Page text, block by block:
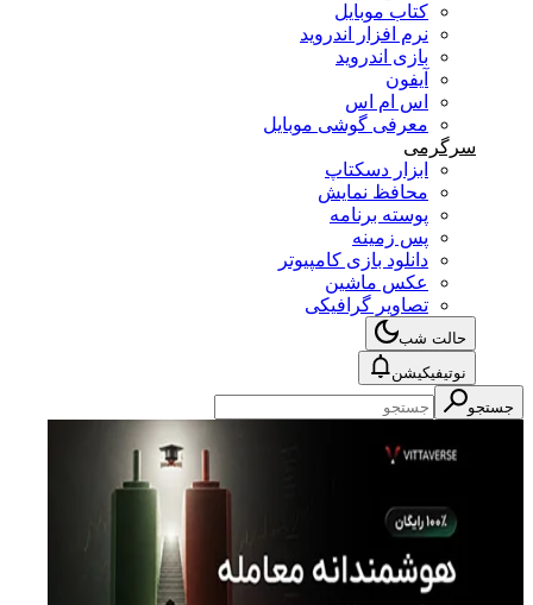
کتاب موبایل
نرم افزار اندروید
بازی اندروید
آیفون
اس ام اس
معرفی گوشی موبایل
سرگرمی
ابزار دسکتاپ
محافظ نمایش
پوسته برنامه
پس زمینه
دانلود بازی کامپیوتر
عکس ماشین
تصاویر گرافیکی
حالت شب
نوتیفیکیشن
جستجو